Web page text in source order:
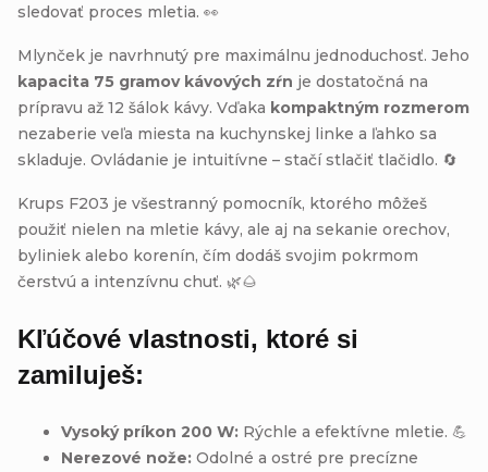
sledovať proces mletia. 👀
Mlynček je navrhnutý pre maximálnu jednoduchosť. Jeho
kapacita 75 gramov kávových zŕn je dostatočná na
prípravu až 12 šálok kávy. Vďaka kompaktným rozmerom
nezaberie veľa miesta na kuchynskej linke a ľahko sa
skladuje. Ovládanie je intuitívne – stačí stlačiť tlačidlo. 🔄
Krups F203 je všestranný pomocník, ktorého môžeš
použiť nielen na mletie kávy, ale aj na sekanie orechov,
byliniek alebo korenín, čím dodáš svojim pokrmom
čerstvú a intenzívnu chuť. 🌿🌰
Kľúčové vlastnosti, ktoré si
zamiluješ:
Vysoký príkon 200 W: Rýchle a efektívne mletie. 💪
Nerezové nože: Odolné a ostré pre precízne